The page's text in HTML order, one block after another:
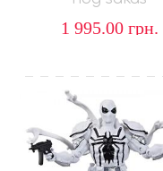
1 995.00 грн.